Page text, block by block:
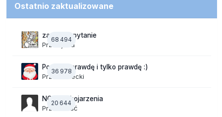
Ostatnio zaktualizowane
68 494
zadajesz pytanie
Przez jaaa
36 978
Powiedz prawdę i tylko prawdę :)
PrzezJurecki
20 644
NOWE Skojarzenia
Przez Gość